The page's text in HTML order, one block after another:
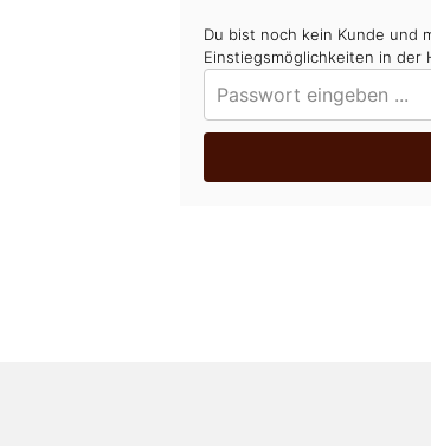
Du bist noch kein Kunde und
Einstiegsmöglichkeiten in der